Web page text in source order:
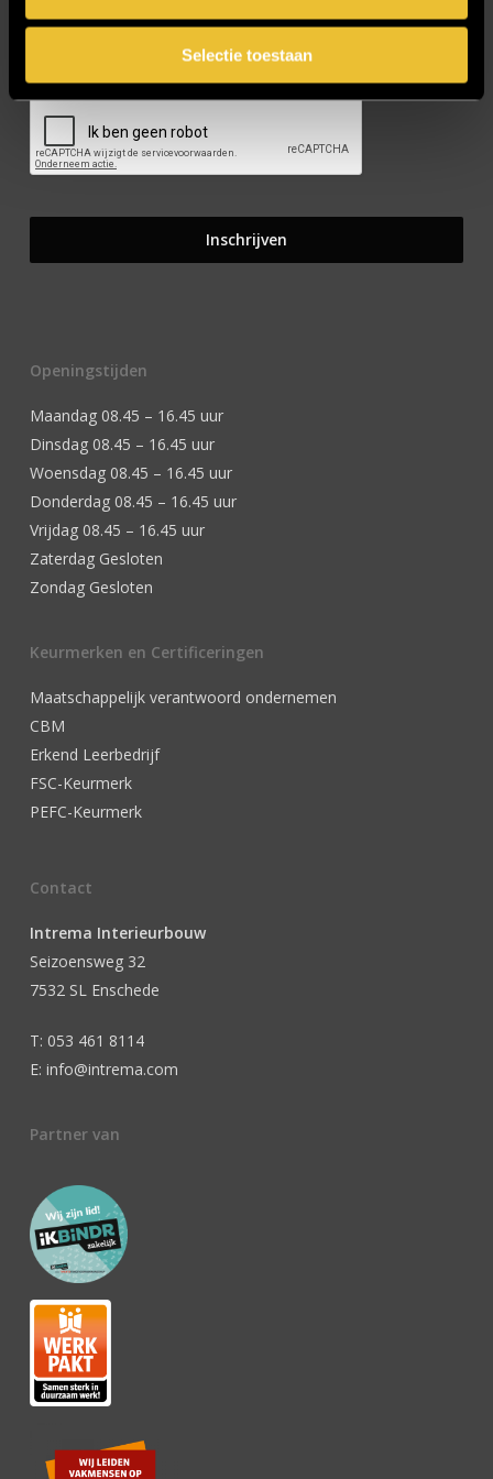
Selectie toestaan
Openingstijden
Maandag 08.45 – 16.45 uur
Dinsdag 08.45 – 16.45 uur
Woensdag 08.45 – 16.45 uur
Donderdag 08.45 – 16.45 uur
Vrijdag 08.45 – 16.45 uur
Zaterdag Gesloten
Zondag Gesloten
Keurmerken en Certificeringen
Maatschappelijk verantwoord ondernemen
CBM
Erkend Leerbedrijf
FSC-Keurmerk
PEFC-Keurmerk
Contact
Intrema Interieurbouw
Seizoensweg 32
7532 SL Enschede
T: 053 461 8114
E: info@intrema.com
Partner van